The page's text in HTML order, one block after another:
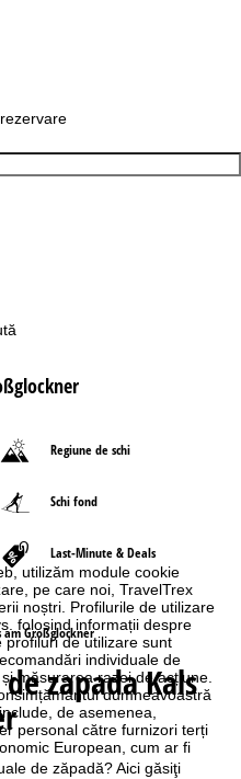
utilizăm module cookie
pe care noi, TravelTrex
noștri. Profilurile de utilizare
folosind informații despre
profiluri de utilizare sunt
individuale de
măsurarea razei de acțiune.
dumneavoastră
de asemenea,
personal către furnizori terți
European, cum ar fi
Regiune de schi
Schi fond
Last-Minute & Deals
am Großglockner
zapada Kals
de zăpadă? Aici găsiţi